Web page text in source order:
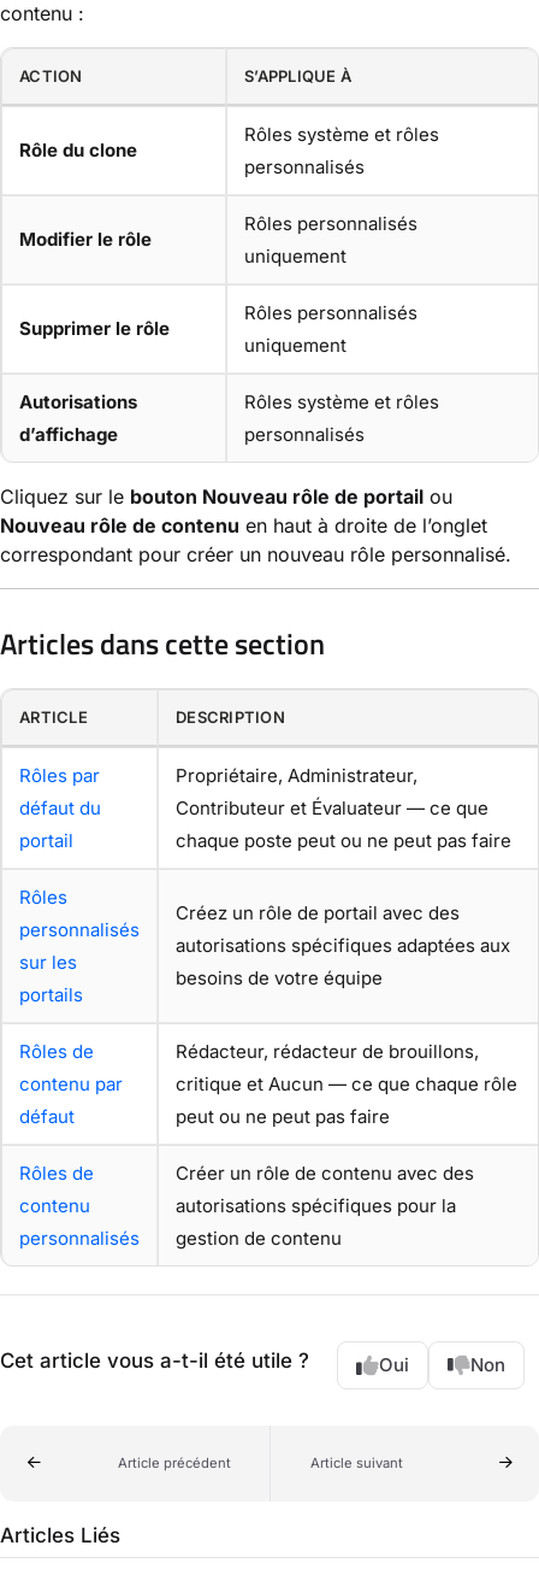
contenu :
ACTION S’APPLIQUE À
Rôle du clone
Rôles système et rôles
personnalisés
Modifier le rôle
Rôles personnalisés
uniquement
Supprimer le rôle
Rôles personnalisés
uniquement
Autorisations
d’affichage
Rôles système et rôles
personnalisés
Cliquez sur le bouton Nouveau rôle de portail ou
Nouveau rôle de contenu en haut à droite de l’onglet
correspondant pour créer un nouveau rôle personnalisé.
Articles dans cette section
ARTICLE DESCRIPTION
Rôles par
défaut du
portail
Propriétaire, Administrateur,
Contributeur et Évaluateur — ce que
chaque poste peut ou ne peut pas faire
Rôles
personnalisés
sur les
portails
Créez un rôle de portail avec des
autorisations spécifiques adaptées aux
besoins de votre équipe
Rôles de
contenu par
défaut
Rédacteur, rédacteur de brouillons,
critique et Aucun — ce que chaque rôle
peut ou ne peut pas faire
Rôles de
contenu
personnalisés
Créer un rôle de contenu avec des
autorisations spécifiques pour la
gestion de contenu
Cet article vous a-t-il été utile ? Oui Non
Article précédent Article suivant
Articles Liés